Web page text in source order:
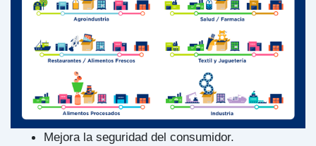
Mejora la seguridad del consumidor.